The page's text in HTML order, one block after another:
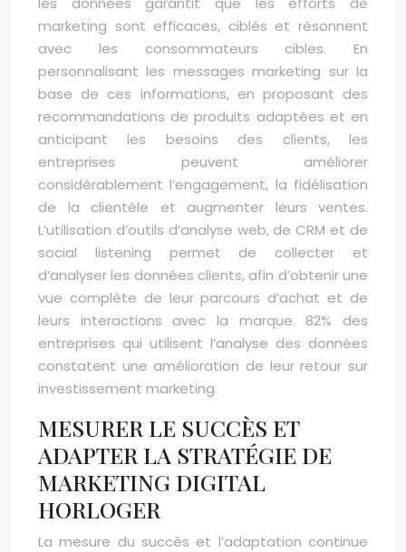
marketing sont efficaces, ciblés et résonnent
avec les consommateurs cibles. En
personnalisant les messages marketing sur la
base de ces informations, en proposant des
recommandations de produits adaptées et en
anticipant les besoins des clients, les
entreprises peuvent améliorer
considérablement l’engagement, la fidélisation
de la clientèle et augmenter leurs ventes.
L’utilisation d’outils d’analyse web, de CRM et de
social listening permet de collecter et
d’analyser les données clients, afin d’obtenir une
vue complète de leur parcours d’achat et de
leurs interactions avec la marque. 82% des
entreprises qui utilisent l’analyse des données
constatent une amélioration de leur retour sur
investissement marketing.
MESURER LE SUCCÈS ET
ADAPTER LA STRATÉGIE DE
MARKETING DIGITAL
HORLOGER
La mesure du succès et l’adaptation continue